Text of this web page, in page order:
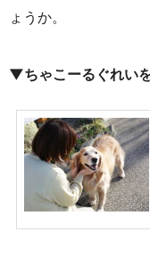
ょうか。
▼ちゃこーるぐれい